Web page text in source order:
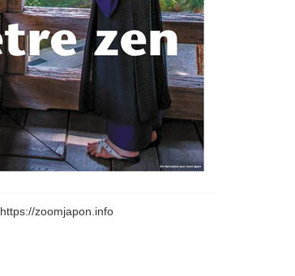
https://zoomjapon.info